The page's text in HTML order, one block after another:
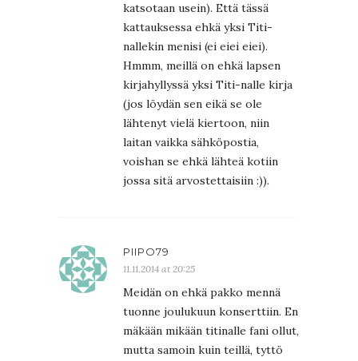
katsotaan usein). Että tässä
kattauksessa ehkä yksi Titi-
nallekin menisi (ei eiei eiei).
Hmmm, meillä on ehkä lapsen
kirjahyllyssä yksi Titi-nalle kirja
(jos löydän sen eikä se ole
lähtenyt vielä kiertoon, niin
laitan vaikka sähköpostia,
voishan se ehkä lähteä kotiin
jossa sitä arvostettaisiin :)).
PIIPO79
11.11.2014 at 20:25
Meidän on ehkä pakko mennä
tuonne joulukuun konserttiin. En
mäkään mikään titinalle fani ollut,
mutta samoin kuin teillä, tyttö